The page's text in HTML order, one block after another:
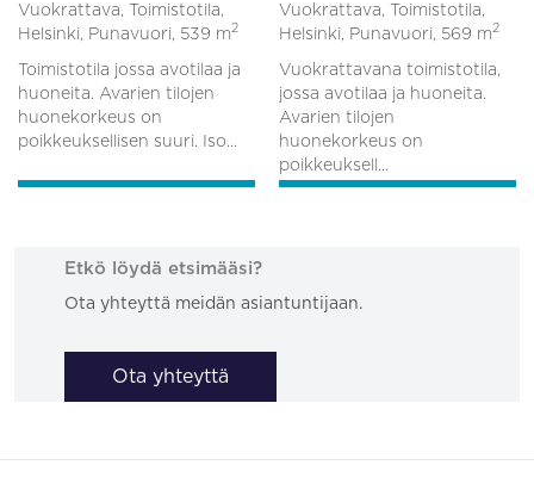
Vuokrattava, Toimistotila,
Helsinki, Punavuori, 539 m2
Toimistotila jossa avotilaa ja
huoneita. Avarien tilojen
huonekorkeus on
poikkeuksellisen suuri. Iso...
Vuokrattava, Toimistotila,
Helsinki, Punavuori, 569 m2
Vuokrattavana toimistotila,
jossa avotilaa ja huoneita.
Avarien tilojen
huonekorkeus on
poikkeuksell...
Etkö löydä etsimääsi?
Ota yhteyttä meidän asiantuntijaan.
Ota yhteyttä